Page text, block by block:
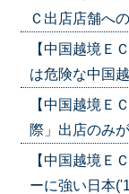
Ｃ出店店舗へ
【中国越境Ｅ
は危険な中国
【中国越境Ｅ
際」出店のみ
【中国越境Ｅ
ーに強い日本